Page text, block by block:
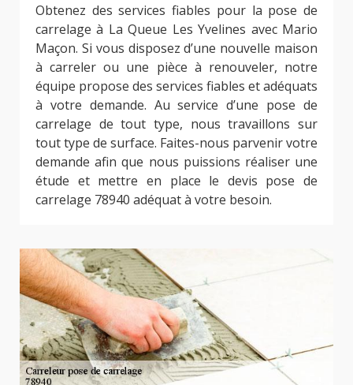
Obtenez des services fiables pour la pose de
carrelage à La Queue Les Yvelines avec Mario
Maçon. Si vous disposez d’une nouvelle maison
à carreler ou une pièce à renouveler, notre
équipe propose des services fiables et adéquats
à votre demande. Au service d’une pose de
carrelage de tout type, nous travaillons sur
tout type de surface. Faites-nous parvenir votre
demande afin que nous puissions réaliser une
étude et mettre en place le devis pose de
carrelage 78940 adéquat à votre besoin.